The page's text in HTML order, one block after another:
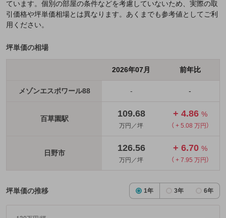
ています。個別の部屋の条件などを考慮していないため、実際の取
引価格や坪単価相場とは異なります。あくまでも参考値としてご利
用ください。
坪単価の相場
2026年07月 前年比
メゾンエスポワール88 - -
百草園駅 109.68
万円／坪
+ 4.86 %
（ + 5.08 万円）
日野市 126.56
万円／坪
+ 6.70 %
（ + 7.95 万円）
坪単価の推移 1年 3年 6年